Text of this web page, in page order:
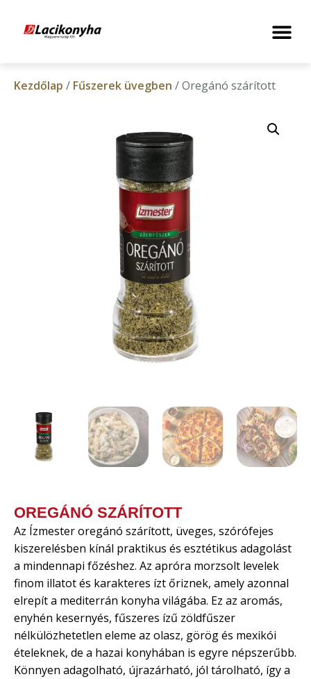
Kezdőlap / Fűszerek üvegben / Oregánó szárított
OREGÁNÓ SZÁRÍTOTT
Az Ízmester oregánó szárított, üveges, szórófejes
kiszerelésben kínál praktikus és esztétikus adagolást
a mindennapi főzéshez. Az apróra morzsolt levelek
finom illatot és karakteres ízt őriznek, amely azonnal
elrepít a mediterrán konyha világába. Ez az aromás,
enyhén kesernyés, fűszeres ízű zöldfűszer
nélkülözhetetlen eleme az olasz, görög és mexikói
ételeknek, de a hazai konyhában is egyre népszerűbb.
Könnyen adagolható, újrazárható, jól tárolható, így a